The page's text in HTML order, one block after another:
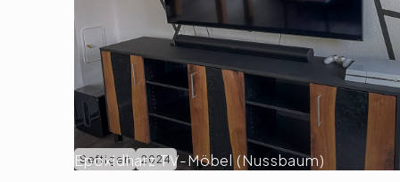
Epoxidharz TV-Möbel (Nussbaum)
Seftigen 2024